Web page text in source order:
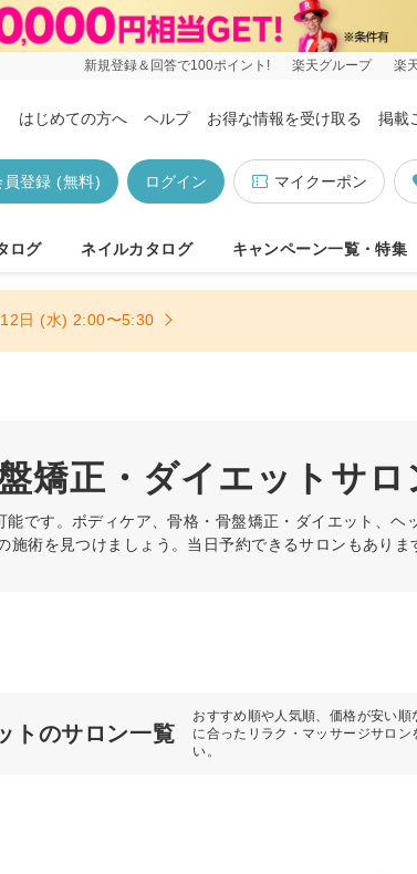
新規登録＆回答で100ポイント! 楽天グループ 楽
はじめての方へ ヘルプ お得な情報を受け取る 掲載
マイクーポン
ログイン
員登録 (無料)
ログ ネイルカタログ キャンペーン一覧・特集
日 (水) 2:00〜5:30
矯正・ダイエットサロ
です。ボディケア、骨格・骨盤矯正・ダイエット、ヘ
術を見つけましょう。当日予約できるサロンもありま
トのサロン一覧
おすすめ順や人気順、価格が安い順
に合ったリラク・マッサージサロン
い。